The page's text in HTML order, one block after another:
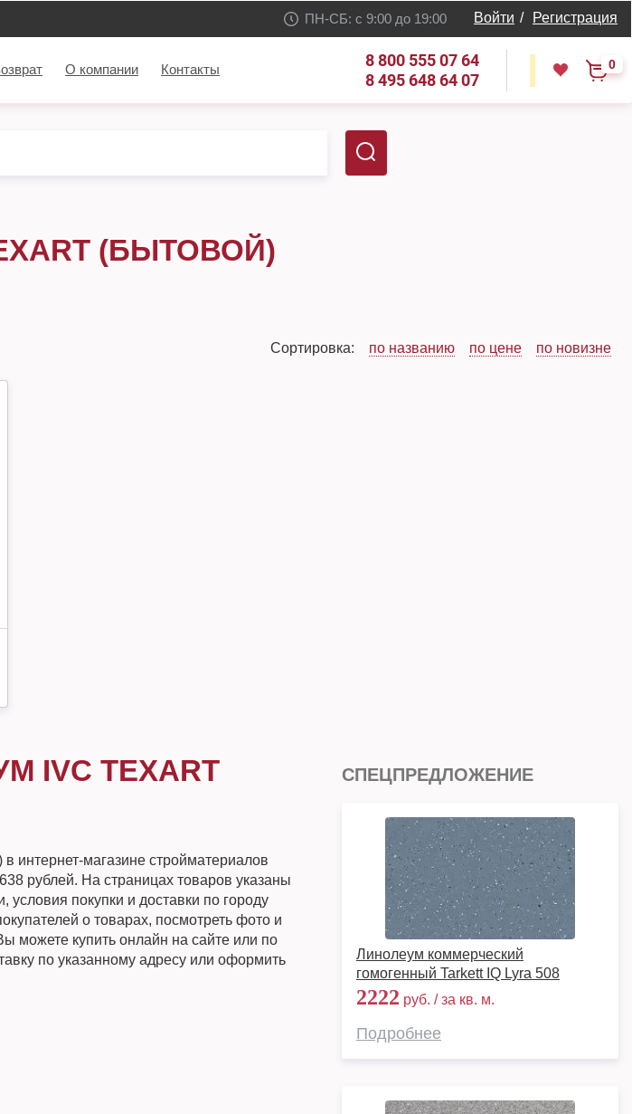
ПН-СБ: с 9:00 до 19:00 Войти / Регистрация
О компании Контакты
8 800 555 07 64
8 495 648 64 07
0
(БЫТОВОЙ)
Сортировка: по названию по цене по новизне
IVC TEXART
интернет-магазине стройматериалов
рублей. На страницах товаров указаны
условия покупки и доставки по городу
о товарах, посмотреть фото и
можете купить онлайн на сайте или по
по указанному адресу или оформить
СПЕЦПРЕДЛОЖЕНИЕ
Линолеум коммерческий
гомогенный Tarkett IQ Lyra 508
2222 руб. / за кв. м.
Подробнее